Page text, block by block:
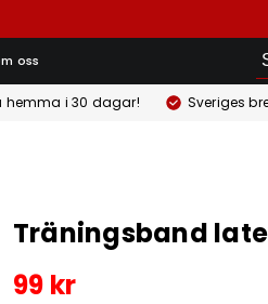
oss
hemma i 30 dagar! Sveriges
Träningsband
99 kr